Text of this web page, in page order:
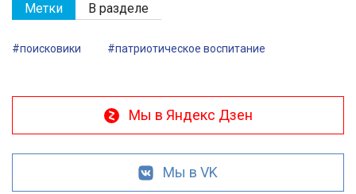
Метки В разделе
#поисковики #патриотическое воспитание
Мы в Яндекс Дзен
Мы в VK